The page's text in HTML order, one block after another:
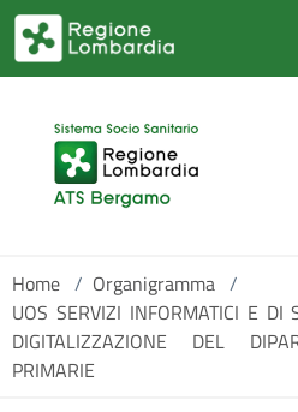
Salta al contenuto principale
Home / Organigramma /
UOS SERVIZI INFORMATICI E DI
DIGITALIZZAZIONE DEL
PRIMARIE